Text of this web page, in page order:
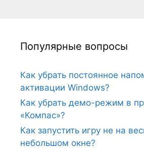
Популярные вопросы
Как убрать постоянное
активации Windows?
Как убрать демо-режим в
«Компас»?
Как запустить игру не на
небольшом окне?